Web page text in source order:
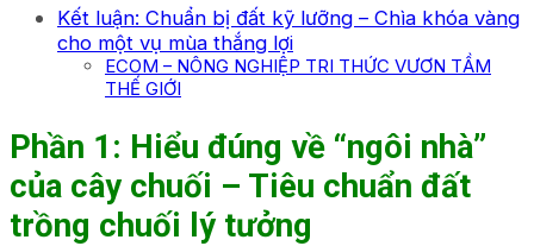
Kết luận: Chuẩn bị đất kỹ lưỡng – Chìa khóa vàng
cho một vụ mùa thắng lợi
ECOM – NÔNG NGHIỆP TRI THỨC VƯƠN TẦM
THẾ GIỚI
Phần 1: Hiểu đúng về “ngôi nhà”
của cây chuối – Tiêu chuẩn đất
trồng chuối lý tưởng